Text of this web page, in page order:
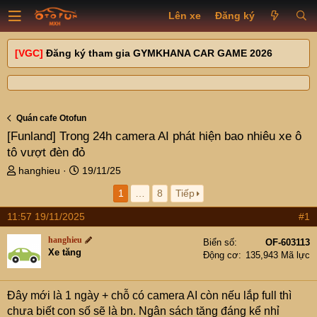
Lên xe Đăng ký
[VGC] Đăng ký tham gia GYMKHANA CAR GAME 2026
Quán cafe Otofun
[Funland] Trong 24h camera AI phát hiện bao nhiêu xe ô
tô vượt đèn đỏ
T
e
a
d
s
t
r
hanghieu
N
y
g
ử
19/11/25
1
8 Tiếp
11:57 19/11/2025 #1
hanghieu
Xe tăng
Biển số
OF-603113
Động cơ
135,943 Mã lực
Đây mới là 1 ngày + chỗ có camera AI còn nếu lắp full thì
chưa biết con số sẽ là bn. Ngân sách tăng đáng kể nhỉ